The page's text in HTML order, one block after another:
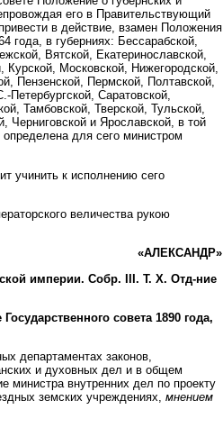
его в Правительствующий
в действие, взамен Положения
года, в губерниях: Бессарабской,
Вятской, Екатеринославской,
Курской, Московской, Нижегородской,
Пензенской, Пермской, Полтавской,
Петербургской, Саратовской,
Тамбовской, Тверской, Тульской,
Черниговской и Ярославской, в той
для сего министром
учинить к исполнению сего
величества рукою
«АЛЕКСАНДР»
империи. Собр. III. Т. Х. Отд-ние
совета 1890 года,
департаментах законов,
и духовных дел и в общем
министра внутренних дел по проекту
земских учреждениях, мнением